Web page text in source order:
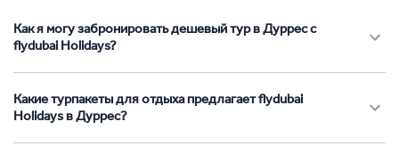
Как я могу забронировать дешевый тур в Дуррес с
flydubai Holidays?
Какие турпакеты для отдыха предлагает flydubai
Holidays в Дуррес?